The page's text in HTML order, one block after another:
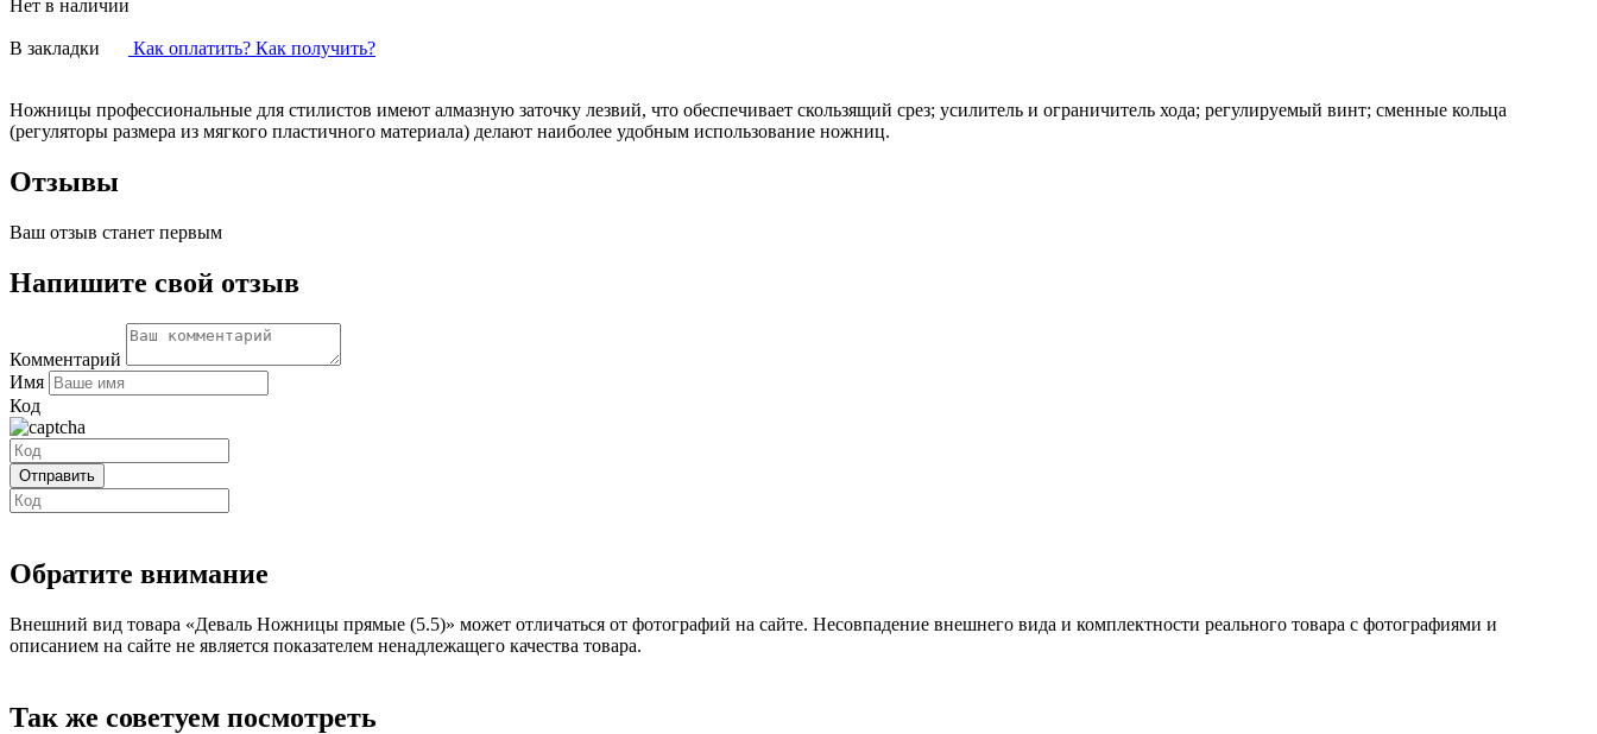
Нет в наличии
В закладки Как оплатить? Как получить?
Ножницы профессиональные для стилистов имеют алмазную заточку лезвий, что обеспечивает скользящий срез; усилитель и ограничитель хода; регулируемый винт; сменные кольца
(регуляторы размера из мягкого пластичного материала) делают наиболее удобным использование ножниц.
Отзывы
Ваш отзыв станет первым
Напишите свой отзыв
Комментарий
Имя
Код
Обратите внимание
Внешний вид товара «Деваль Ножницы прямые (5.5)» может отличаться от фотографий на сайте. Несовпадение внешнего вида и комплектности реального товара с фотографиями и
описанием на сайте не является показателем ненадлежащего качества товара.
Так же советуем посмотреть